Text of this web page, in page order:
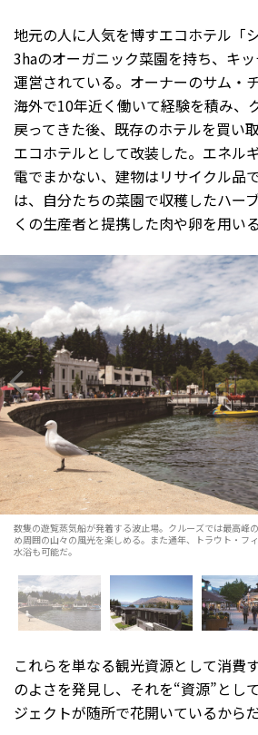
地元の人に人気を博すエコホテル「
3haのオーガニック菜園を持ち、キ
運営されている。オーナーのサム・
海外で10年近く働いて経験を積み、
戻ってきた後、既存のホテルを買い
エコホテルとして改装した。エネル
電でまかない、建物はリサイクル品
は、自分たちの菜園で収穫したハー
くの生産者と提携した肉や卵を用いる
数隻の遊覧蒸気船が発着する波止場。クルーズでは最高峰
め周囲の山々の風光を楽しめる。また通年、トラウト・フ
水浴も可能だ。
これらを単なる観光資源として消費
のよさを発見し、それを“資源”とし
ジェクトが随所で花開いているからだ